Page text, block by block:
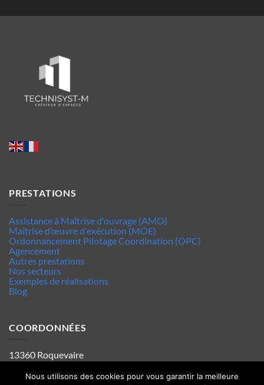
PRESTATIONS
Assistance à Maîtrise d'ouvrage (AMO)
Maîtrise d’œuvre d'exécution (MOE)
Ordonnancement Pilotage Coordination (OPC)
Agencement
Autres prestations
Nos secteurs
Exemples de réalisations
Blog
COORDONNÉES
13360 Roquevaire
Tel : 06.63.70.62.44
Mentions legales
Nous utilisons des cookies pour vous garantir la meilleure